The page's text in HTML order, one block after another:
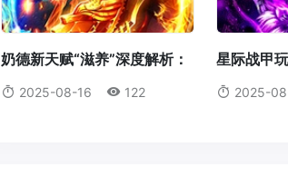
奶德新天赋“滋养”深度解析：
它真的值得我们放弃愈合吗？
2025-08-16 122
星际战甲
机体蓝图
2025-